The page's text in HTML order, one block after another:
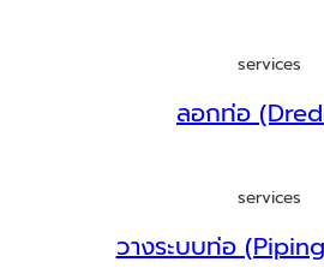
services
ลอกท่อ
services
วางระบบท่อ